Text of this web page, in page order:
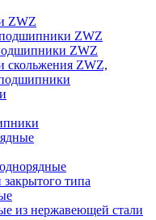
ZWZ
ZWZ
ZWZ
ZWZ,
типа
из нержавеющей стали